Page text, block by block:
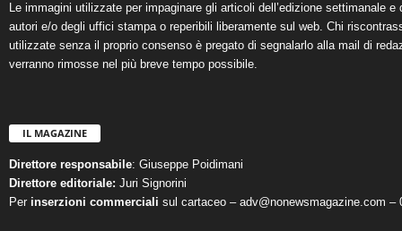
Le immagini utilizzate per impaginare gli articoli dell’edizione settimanale
autori e/o degli uffici stampa o reperibili liberamente sul web. Chi
utilizzate senza il proprio consenso è pregato di segnalarlo alla mail di
verranno rimosse nel più breve tempo possibile.
IL MAGAZINE
Direttore responsabile: Giuseppe Poidimani
Direttore editoriale: Juri Signorini
Per inserzioni commerciali sul cartaceo – adv@nonewsmagazine.com –